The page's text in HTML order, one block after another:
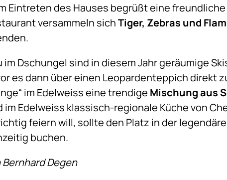
Eintreten des Hauses begrüßt eine freundliche
versammeln sichTiger, Zebras und
im Dschungel sind in diesem Jahr geräumige
es dann über einen Leopardenteppich direkt
im Edelweiss eine trendige Mischung aus
im Edelweiss klassisch-regionale Küche von
feiern will, sollte den Platz in der
buchen.
Bernhard Degen